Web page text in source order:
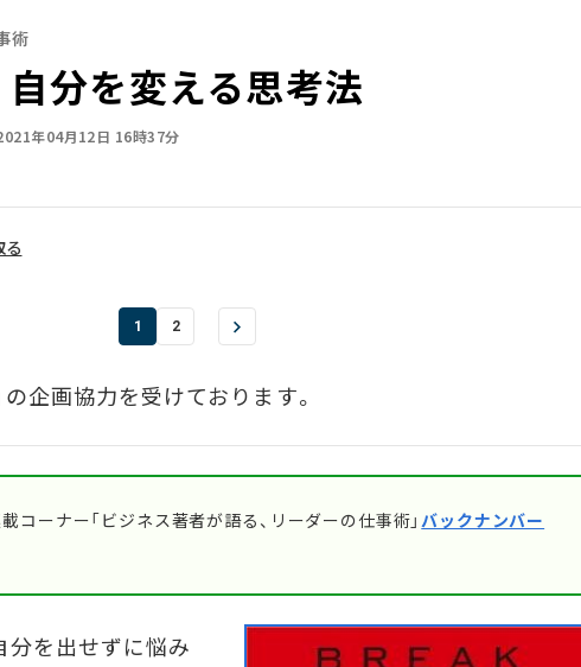
術
分を変える思考法
年04月12日 16時37分
1 2
の企画協力を受けております。
コーナー「ビジネス著者が語る、リーダーの仕事術」バックナンバー
分を出せずに悩み